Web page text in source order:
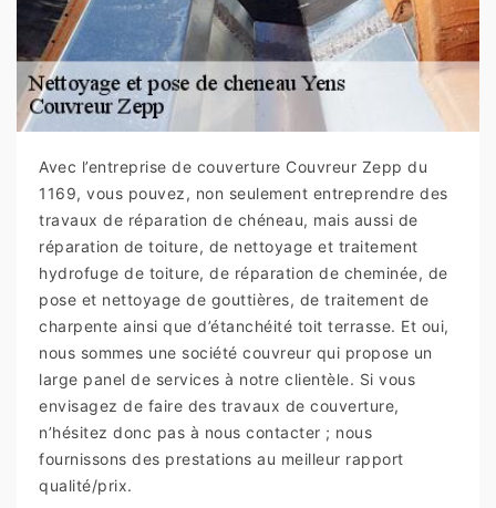
Avec l’entreprise de couverture Couvreur Zepp du
1169, vous pouvez, non seulement entreprendre des
travaux de réparation de chéneau, mais aussi de
réparation de toiture, de nettoyage et traitement
hydrofuge de toiture, de réparation de cheminée, de
pose et nettoyage de gouttières, de traitement de
charpente ainsi que d’étanchéité toit terrasse. Et oui,
nous sommes une société couvreur qui propose un
large panel de services à notre clientèle. Si vous
envisagez de faire des travaux de couverture,
n’hésitez donc pas à nous contacter ; nous
fournissons des prestations au meilleur rapport
qualité/prix.